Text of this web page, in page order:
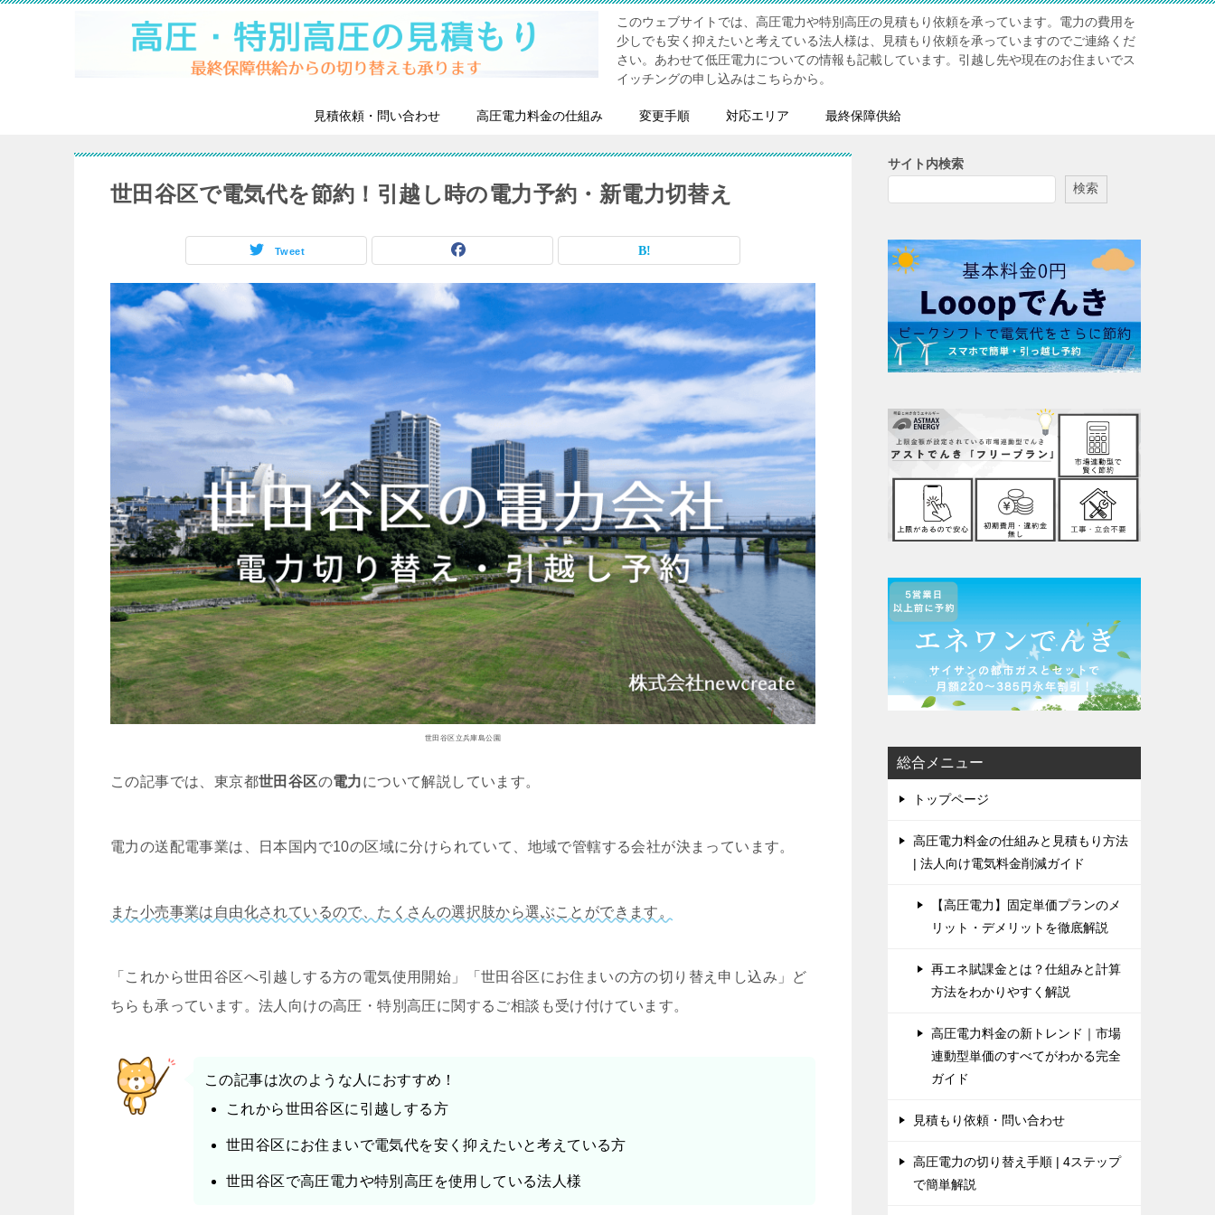
このウェブサイトでは、高圧電力や特別高圧の見積もり依頼を承っています。電力の費用を
少しでも安く抑えたいと考えている法人様は、見積もり依頼を承っていますのでご連絡くだ
さい。あわせて低圧電力についての情報も記載しています。引越し先や現在のお住まいでス
イッチングの申し込みはこちらから。
見積依頼・問い合わせ 高圧電力料金の仕組み 変更手順 対応エリア 最終保障供給
世田谷区で電気代を節約！引越し時の電力予約・新電力切替え
Tweet
世田谷区立兵庫島公園
この記事では、東京都世田谷区の電力について解説しています。
電力の送配電事業は、日本国内で10の区域に分けられていて、地域で管轄する会社が決まっています。
また小売事業は自由化されているので、たくさんの選択肢から選ぶことができます。
「これから世田谷区へ引越しする方の電気使用開始」「世田谷区にお住まいの方の切り替え申し込み」ど
ちらも承っています。法人向けの高圧・特別高圧に関するご相談も受け付けています。
この記事は次のような人におすすめ！
これから世田谷区に引越しする方
世田谷区にお住まいで電気代を安く抑えたいと考えている方
世田谷区で高圧電力や特別高圧を使用している法人様
サイト内検索
検索
総合メニュー
トップページ
高圧電力料金の仕組みと見積もり方法
| 法人向け電気料金削減ガイド
【高圧電力】固定単価プランのメ
リット・デメリットを徹底解説
再エネ賦課金とは？仕組みと計算
方法をわかりやすく解説
高圧電力料金の新トレンド｜市場
連動型単価のすべてがわかる完全
ガイド
見積もり依頼・問い合わせ
高圧電力の切り替え手順 | 4ステップ
で簡単解説